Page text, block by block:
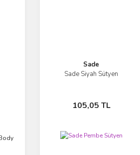
Sade
Sade Siyah Sütyen
105,05 TL
İncele
Sepete Ekle